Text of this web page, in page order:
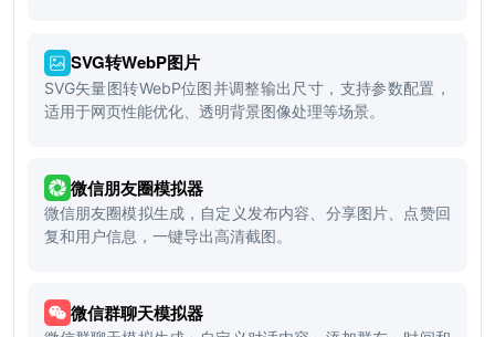
SVG转WebP图片
SVG矢量图转WebP位图并调整输出尺寸，支持参数配置，
适用于网页性能优化、透明背景图像处理等场景。
微信朋友圈模拟器
微信朋友圈模拟生成，自定义发布内容、分享图片、点赞回
复和用户信息，一键导出高清截图。
微信群聊天模拟器